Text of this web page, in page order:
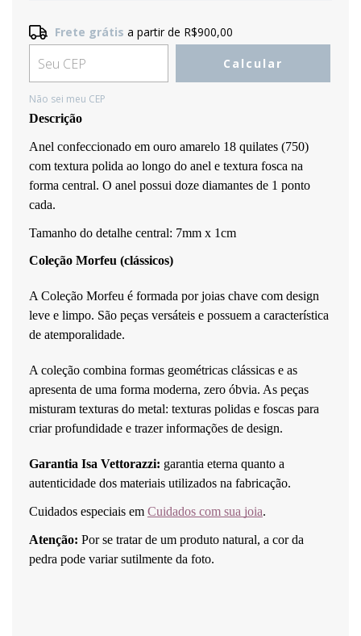
Frete grátis R$900,00
Entregas para o CEP: Alterar CEP
Frete grátis a partir de R$900,00
Calcular
Não sei meu CEP
Descrição
Anel confeccionado em ouro amarelo 18 quilates (750)
com textura polida ao longo do anel e textura fosca na
forma central. O anel possui doze diamantes de 1 ponto
cada.
Tamanho do detalhe central: 7mm x 1cm
Coleção Morfeu (clássicos)
A Coleção Morfeu é formada por joias chave com design
leve e limpo. São peças versáteis e possuem a característica
de atemporalidade.
A coleção combina formas geométricas clássicas e as
apresenta de uma forma moderna, zero óbvia. As peças
misturam texturas do metal: texturas polidas e foscas para
criar profundidade e trazer informações de design.
Garantia Isa Vettorazzi: garantia eterna quanto a
autenticidade dos materiais utilizados na fabricação.
Cuidados especiais em Cuidados com sua joia.
Atenção: Por se tratar de um produto natural, a cor da
pedra pode variar sutilmente da foto.